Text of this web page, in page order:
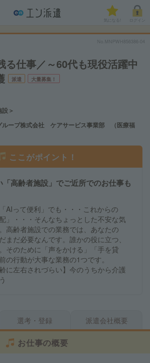
気になる!
No.MNPWH856386-04
る仕事／～60代も現役活躍中
派遣 大量募集！
＞
ループ株式会社 ケアサービス事業部 （医療福
ここがポイント！
「高齢者施設」でご近所でのお仕事も
AIって便利」でも・・・これからの
」・・・そんなちょっとした不安な気
高齢者施設での業務では、あなたの
まだ必要なんです。誰かの役に立つ、
そのために「声をかける」「手を貸
の行動が大事な業務の1つです。
に左右されづらい】今のうちから介護
選考・登録 派遣会社概要
お仕事の概要